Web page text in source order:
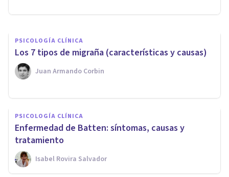
PSICOLOGÍA CLÍNICA
​Los 7 tipos de migraña (características y causas)
Juan Armando Corbin
PSICOLOGÍA CLÍNICA
Enfermedad de Batten: síntomas, causas y
tratamiento
Isabel Rovira Salvador